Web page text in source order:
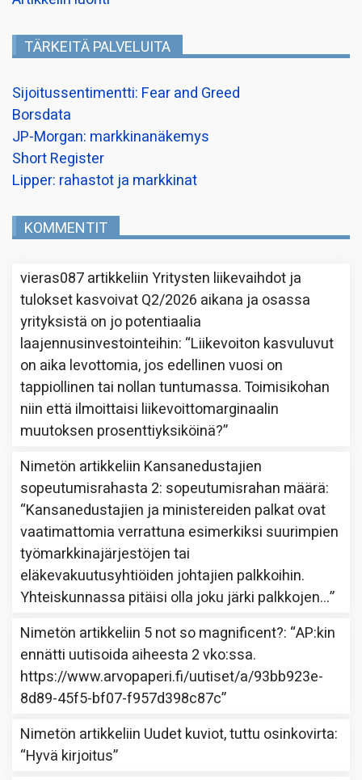
TÄRKEITÄ PALVELUITA
Sijoitussentimentti: Fear and Greed
Borsdata
JP-Morgan: markkinanäkemys
Short Register
Lipper: rahastot ja markkinat
KOMMENTIT
vieras087artikkeliinYritysten liikevaihdot ja
tulokset kasvoivat Q2/2026 aikana ja osassa
yrityksistä on jo potentiaalia
laajennusinvestointeihin: “Liikevoiton kasvuluvut
on aika levottomia, jos edellinen vuosi on
tappiollinen tai nollan tuntumassa. Toimisikohan
niin että ilmoittaisi liikevoittomarginaalin
muutoksen prosenttiyksiköinä?”
Nimetön artikkeliin Kansanedustajien
sopeutumisrahasta 2: sopeutumisrahan määrä:
“Kansanedustajien ja ministereiden palkat ovat
vaatimattomia verrattuna esimerkiksi suurimpien
työmarkkinajärjestöjen tai
eläkevakuutusyhtiöiden johtajien palkkoihin.
Yhteiskunnassa pitäisi olla joku järki palkkojen…”
Nimetön artikkeliin 5 not so magnificent?: “AP:kin
ennätti uutisoida aiheesta 2 vko:ssa.
https://www.arvopaperi.fi/uutiset/a/93bb923e-
8d89-45f5-bf07-f957d398c87c”
Nimetön artikkeliin Uudet kuviot, tuttu osinkovirta:
“Hyvä kirjoitus”